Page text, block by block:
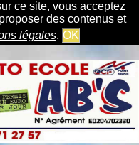
ce site, vous acceptez
des contenus et
légales. OK